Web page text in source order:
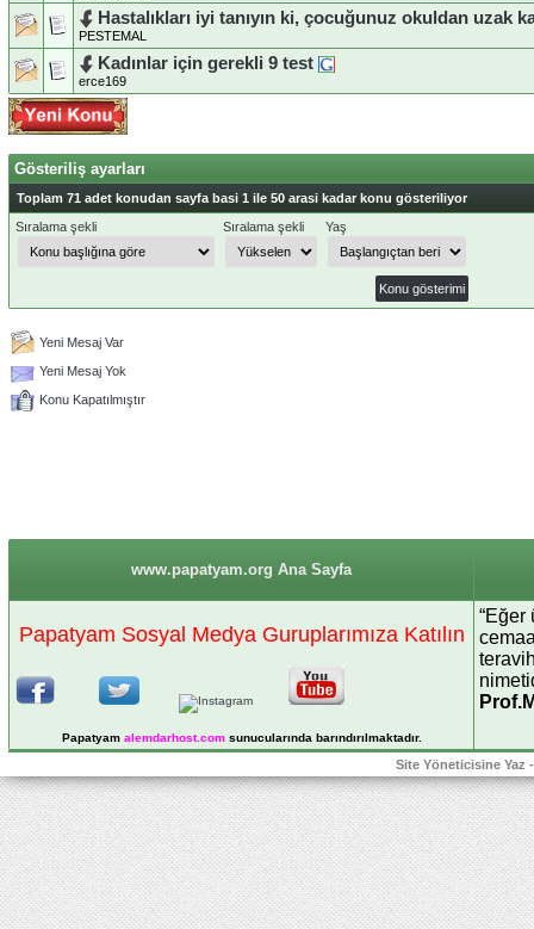
Hastalıkları iyi tanıyın ki, çocuğunuz okuldan uzak
PESTEMAL
Kadınlar için gerekli 9 test
erce169
Gösteriliş ayarları
Toplam 71 adet konudan sayfa basi 1 ile 50 arasi kadar konu gösteriliyor
Sıralama şekli
Sıralama şekli Yaş
Yeni Mesaj Var
Yeni Mesaj Yok
Konu Kapatılmıştır
www.papatyam.org Ana Sayfa
Papatyam Sosyal Medya Guruplarımıza Katılın
Papatyam alemdarhost.comsunucularında barındırılmaktadır.
“Eğer
Site Yöneticisine Yaz